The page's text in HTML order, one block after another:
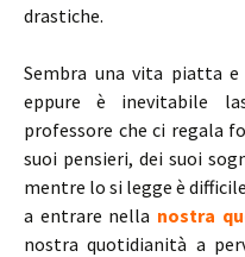
drastiche.
Sembra una vita piatta
eppure è inevitabile
professore che ci regala
suoi pensieri, dei suoi
mentre lo si legge è
a entrare nella nostra
nostra quotidianità a